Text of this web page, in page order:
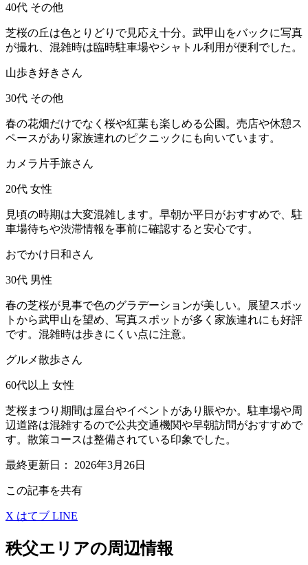
40代 その他
芝桜の丘は色とりどりで見応え十分。武甲山をバックに写真
が撮れ、混雑時は臨時駐車場やシャトル利用が便利でした。
山歩き好きさん
30代 その他
春の花畑だけでなく桜や紅葉も楽しめる公園。売店や休憩ス
ペースがあり家族連れのピクニックにも向いています。
カメラ片手旅さん
20代 女性
見頃の時期は大変混雑します。早朝か平日がおすすめで、駐
車場待ちや渋滞情報を事前に確認すると安心です。
おでかけ日和さん
30代 男性
春の芝桜が見事で色のグラデーションが美しい。展望スポッ
トから武甲山を望め、写真スポットが多く家族連れにも好評
です。混雑時は歩きにくい点に注意。
グルメ散歩さん
60代以上 女性
芝桜まつり期間は屋台やイベントがあり賑やか。駐車場や周
辺道路は混雑するので公共交通機関や早朝訪問がおすすめで
す。散策コースは整備されている印象でした。
最終更新日： 2026年3月26日
この記事を共有
X はてブ LINE
秩父エリアの周辺情報